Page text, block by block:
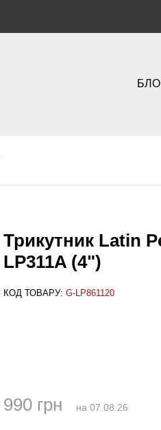
Трикутник Latin
LP311A (4")
КОД ТОВАРУ: G-LP861120
990 грн на 07.08.26